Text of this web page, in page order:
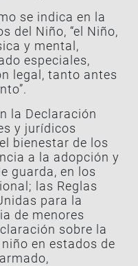
se indica en la
del Niño, “el Niño,
y mental,
especiales,
legal, tanto antes
la Declaración
y jurídicos
bienestar de los
a la adopción y
guarda, en los
las Reglas
para la
de menores
sobre la
en estados de